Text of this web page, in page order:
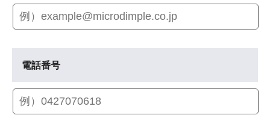
電話番号